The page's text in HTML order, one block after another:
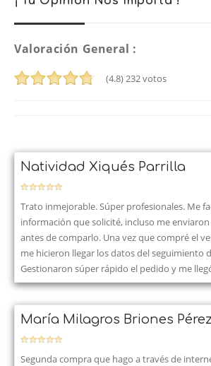
Valoración General :
(4.8)232votos
Natividad Xiqués Parrilla
Trato inmejorable. Súper profesionales. Me
información que solicité, incluso me
antes de comparlo. Una vez que compré el
me hicieron llegar los datos del seguimiento
Gestionaron súper rápido el pedido y me
María Milagros Briones Pérez
Segunda compra que hago a través de